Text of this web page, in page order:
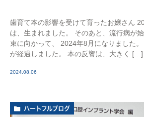
歯育て本の影響を受けて育ったお嬢さん
は、生まれました。 そのあと、流行病が
束に向かって、 2024年8月になりました
が経過しました。 本の反響は、大きく […]
2024.08.06
ハートフルブログ